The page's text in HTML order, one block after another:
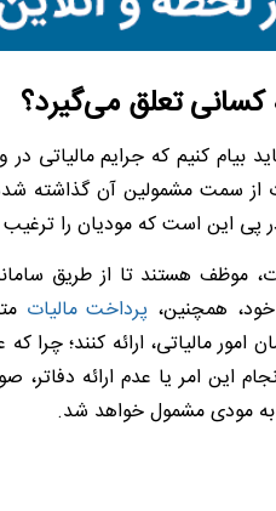
تعلق می‌گیرد؟
بیام کنیم که جرایم
از سمت مشمولین آن گذاشته
پی این است که مودیان را
همچنین، پرداخت مالیات
مالیاتی، ارائه کنند؛ چرا
انجام این امر یا عدم ارائه
به مودی مشمول خواهد شد.